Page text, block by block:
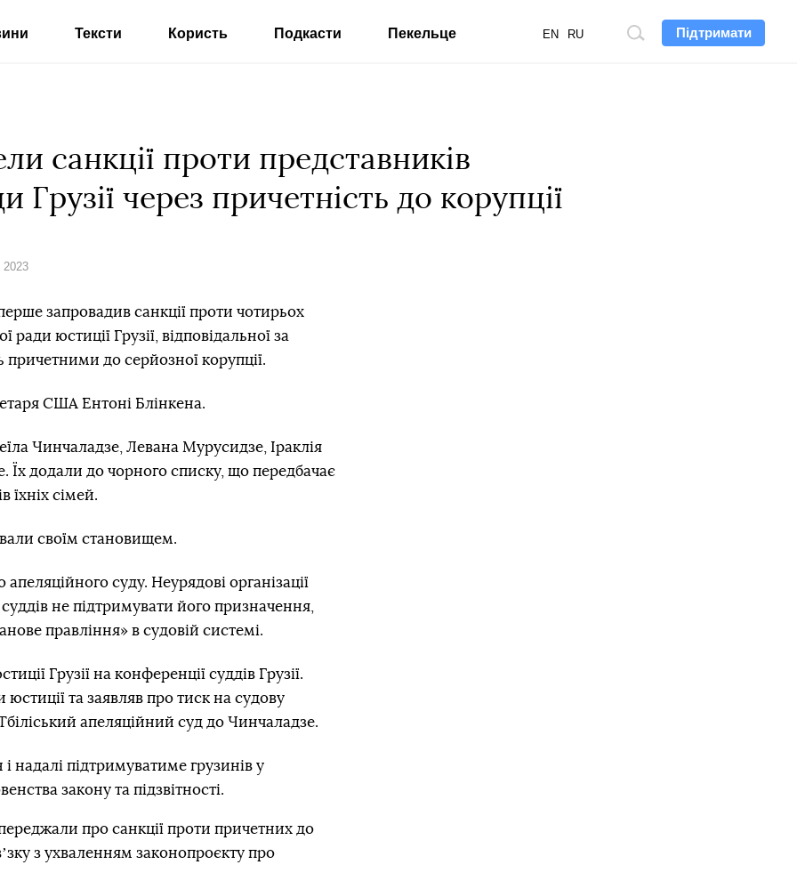
Підтримати
Пошук
EN RU
Тексти Користь Подкасти Пекельце
санкції проти представників
Грузії через причетність до корупції
2023
запровадив санкції проти чотирьох
ради юстиції Грузії, відповідальної за
до серйозної корупції.
США Ентоні Блінкена.
Чинчаладзе, Левана Мурусидзе, Іраклія
Їх додали до чорного списку, що передбачає
їхніх сімей.
своїм становищем.
суду. Неурядові організації
не підтримувати його призначення,
правління» в судовій системі.
Грузії на конференції суддів Грузії.
та заявляв про тиск на судову
апеляційний суд до Чинчаладзе.
надалі підтримуватиме грузинів у
закону та підзвітності.
про санкції проти причетних до
з ухваленням законопроєкту про